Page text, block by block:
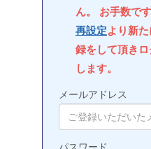
ん。 お手数です
再設定より新
録をして頂き
します。
メールアドレス